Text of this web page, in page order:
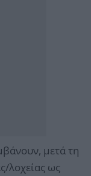
μετά τη
λοχείας ως